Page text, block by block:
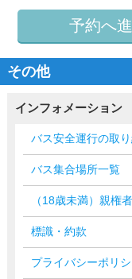
予約へ
その他
インフォメーション
バス安全運行の取
バス集合場所一覧
（18歳未満）親権
標識・約款
プライバシーポリ